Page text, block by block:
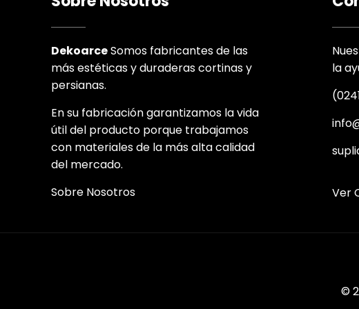
DekoarceSomos fabricantes de las
más estéticas y duraderas cortinas y
persianas.
En su fabricación garantizamos la vida
útil del producto porque trabajamos
con materiales de la más alta calidad
del mercado.
Sobre Nosotros
la
Ver
©